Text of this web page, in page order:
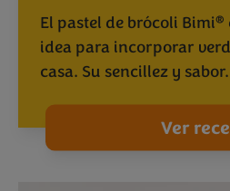
El pastel de brócoli Bimi®
idea para incorporar
casa. Su sencillez y
Ver